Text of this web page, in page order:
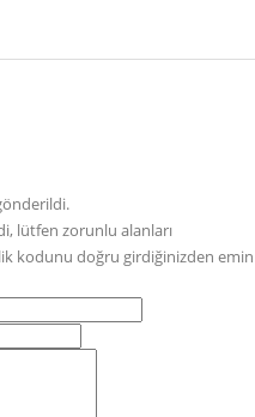
lütfen zorunlu alanları
kodunu doğru girdiğinizden emin